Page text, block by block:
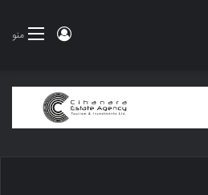
منو ورود